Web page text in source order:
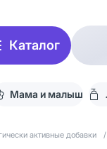
Каталог
Мама и малыш
активные добавки /